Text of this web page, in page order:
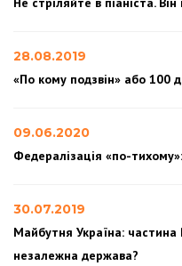
28.08.2019
«По кому подзвін» або 100
09.06.2020
Федералізація «по-
30.07.2019
Майбутня Україна: частина
незалежна держава?